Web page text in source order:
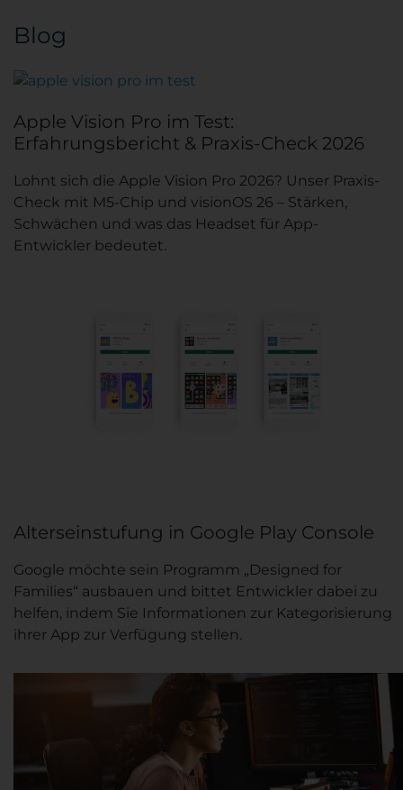
Blog
Apple Vision Pro im Test:
Erfahrungsbericht & Praxis-Check 2026
Lohnt sich die Apple Vision Pro 2026? Unser Praxis-
Check mit M5-Chip und visionOS 26 – Stärken,
Schwächen und was das Headset für App-
Entwickler bedeutet.
Alterseinstufung in Google Play Console
Google möchte sein Programm „Designed for
Families“ ausbauen und bittet Entwickler dabei zu
helfen, indem Sie Informationen zur Kategorisierung
ihrer App zur Verfügung stellen.